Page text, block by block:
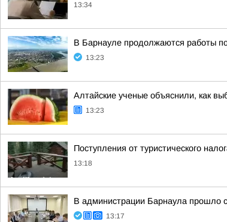
13:34
В Барнауле продолжаются работы
13:23
Алтайские ученые объяснили, как
13:23
Поступления от туристического
13:18
В администрации Барнаула прошло
13:17